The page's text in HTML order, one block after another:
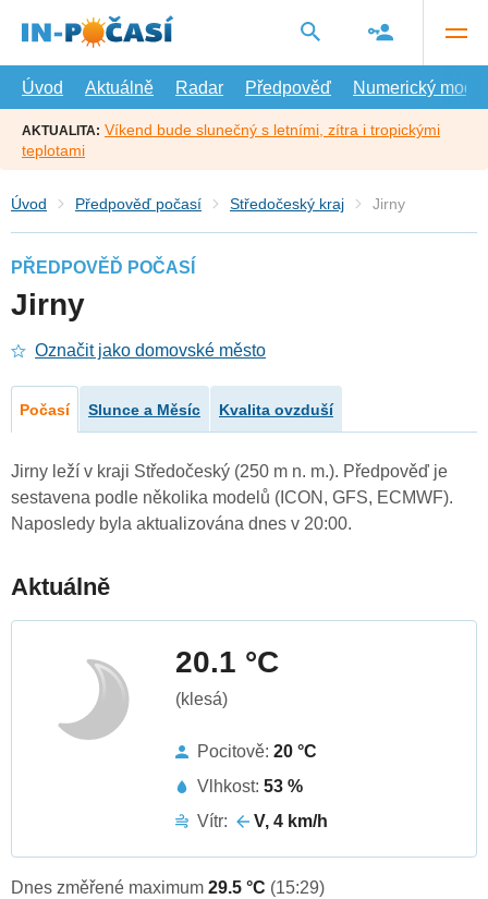
hlavní
Úvod
Aktuálně Radar Předpověď Numerický model
AKTUALITA: Víkend bude slunečný s letními, zítra i tropickými
teplotami
Úvod Předpověď počasí Středočeský kraj Jirny
PŘEDPOVĚĎ POČASÍ
Jirny
Označit jako domovské město
Počasí Slunce a Měsíc Kvalita ovzduší
Jirny leží v kraji Středočeský (250 m n. m.). Předpověď je
sestavena podle několika modelů (ICON, GFS, ECMWF).
Naposledy byla aktualizována dnes v 20:00.
Aktuálně
20.1 °C
(klesá)
Pocitově: 20 °C
Vlhkost: 53 %
Vítr:
V, 4 km/h
Dnes změřené maximum 29.5 °C (15:29)